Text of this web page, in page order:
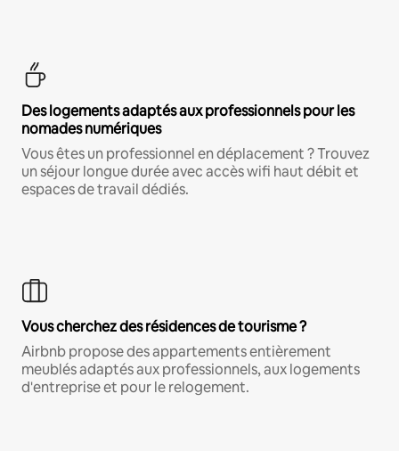
Des logements adaptés aux professionnels pour les
nomades numériques
Vous êtes un professionnel en déplacement ? Trouvez
un séjour longue durée avec accès wifi haut débit et
espaces de travail dédiés.
Vous cherchez des résidences de tourisme ?
Airbnb propose des appartements entièrement
meublés adaptés aux professionnels, aux logements
d'entreprise et pour le relogement.